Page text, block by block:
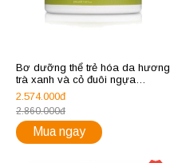
Bơ dưỡng thể trẻ hóa da hương
trà xanh và cỏ đuôi ngựa
Botanifique Hydrafine Body
Butter Green Tea & Verbena
2.574.000đ
2.860.000đ
Mua ngay